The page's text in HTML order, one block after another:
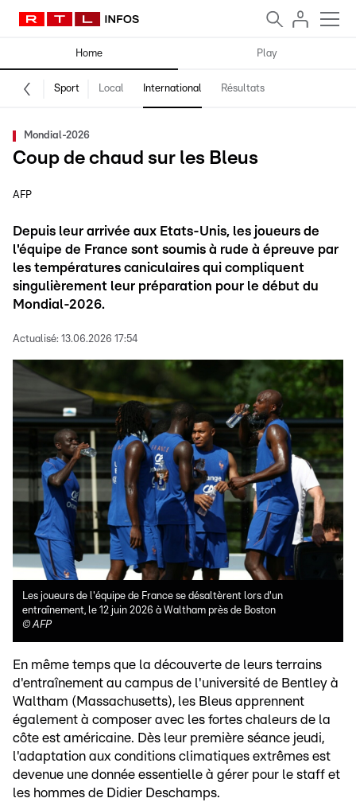
Home Play
Sport Local International Résultats
Mondial-2026
Coup de chaud sur les Bleus
AFP
Depuis leur arrivée aux Etats-Unis, les joueurs de
l'équipe de France sont soumis à rude à épreuve par
les températures caniculaires qui compliquent
singulièrement leur préparation pour le début du
Mondial-2026.
Actualisé: 13.06.2026 17:54
Les joueurs de l'équipe de France se désaltèrent lors d'un
entraînement, le 12 juin 2026 à Waltham près de Boston
©AFP
En même temps que la découverte de leurs terrains
d'entraînement au campus de l'université de Bentley à
Waltham (Massachusetts), les Bleus apprennent
également à composer avec les fortes chaleurs de la
côte est américaine. Dès leur première séance jeudi,
l'adaptation aux conditions climatiques extrêmes est
devenue une donnée essentielle à gérer pour le staff et
les hommes de Didier Deschamps.